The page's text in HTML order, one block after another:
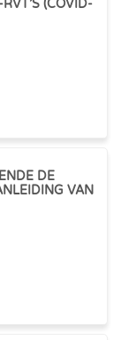
(COVID-
DE
VAN